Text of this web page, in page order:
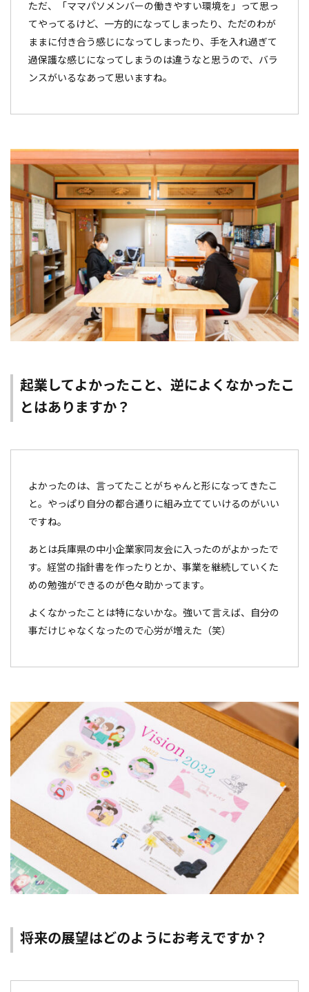
ただ、「ママパソメンバーの働きやすい環境を」って思っ
てやってるけど、一方的になってしまったり、ただのわが
ままに付き合う感じになってしまったり、手を入れ過ぎて
過保護な感じになってしまうのは違うなと思うので、バラ
ンスがいるなあって思いますね。
起業してよかったこと、逆によくなかったこ
とはありますか？
よかったのは、言ってたことがちゃんと形になってきたこ
と。やっぱり自分の都合通りに組み立てていけるのがいい
ですね。
あとは兵庫県の中小企業家同友会に入ったのがよかったで
す。経営の指針書を作ったりとか、事業を継続していくた
めの勉強ができるのが色々助かってます。
よくなかったことは特にないかな。強いて言えば、自分の
事だけじゃなくなったので心労が増えた（笑）
将来の展望はどのようにお考えですか？